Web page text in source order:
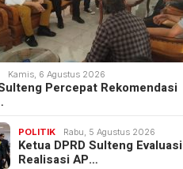
Kamis, 6 Agustus 2026
Percepat Rekomendasi
POLITIK Rabu, 5 Agustus 2026
Ketua DPRD Sulteng Evaluasi
Realisasi AP…